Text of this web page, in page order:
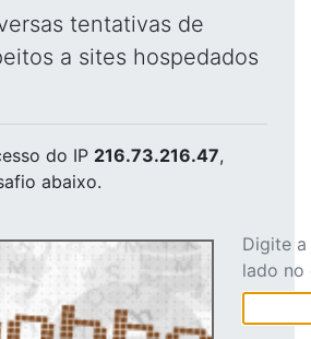
tentativas de
a sites hospedados
do IP 216.73.216.47,
abaixo.
Digite
lado no